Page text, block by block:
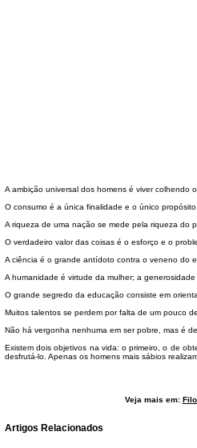
A ambição universal dos homens é viver colhendo
O consumo é a única finalidade e o único
A riqueza de uma nação se mede pela riqueza do
O verdadeiro valor das coisas é o esforço e o
A ciência é o grande antídoto contra o veneno do
A humanidade é virtude da mulher; a
O grande segredo da educação consiste em
Muitos talentos se perdem por falta de um pouco
Não há vergonha nenhuma em ser pobre, mas é
Existem dois objetivos na vida: o primeiro, o de
desfrutá-lo. Apenas os homens mais sábios
Veja mais em:
Artigos Relacionados